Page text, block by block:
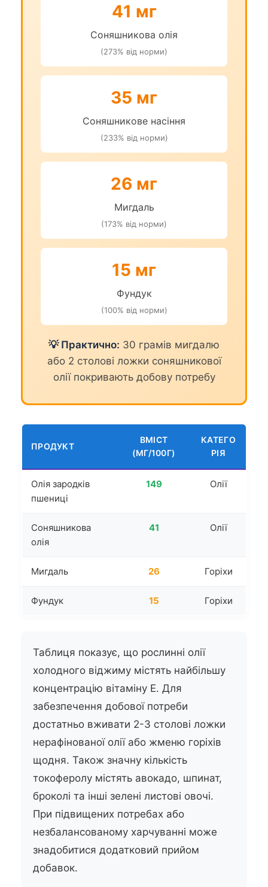
41 мг
Соняшникова олія
(273% від норми)
35 мг
Соняшникове насіння
(233% від норми)
26 мг
Мигдаль
(173% від норми)
15 мг
Фундук
(100% від норми)
💡 Практично: 30 грамів мигдалю
або 2 столові ложки соняшникової
олії покривають добову потребу
ПРОДУКТ
ВМІСТ
(МГ/100Г)
КАТЕГО
РІЯ
Олія зародків
пшениці
149 Олії
Соняшникова
олія
41 Олії
Мигдаль 26 Горіхи
Фундук 15 Горіхи
Таблиця показує, що рослинні олії
холодного віджиму містять найбільшу
концентрацію вітаміну Е. Для
забезпечення добової потреби
достатньо вживати 2-3 столові ложки
нерафінованої олії або жменю горіхів
щодня. Також значну кількість
токоферолу містять авокадо, шпинат,
броколі та інші зелені листові овочі.
При підвищених потребах або
незбалансованому харчуванні може
знадобитися додатковий прийом
добавок.